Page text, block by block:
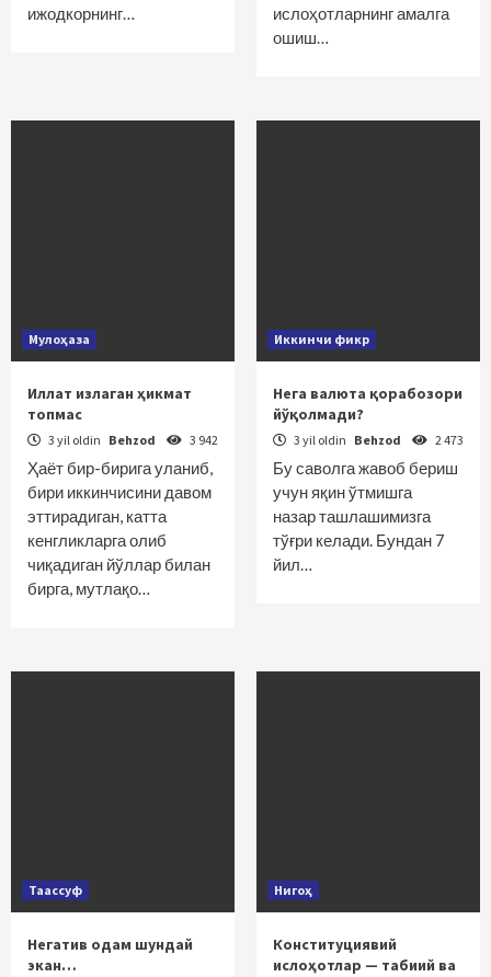
ижодкорнинг…
ислоҳотларнинг амалга
ошиш…
Мулоҳаза
Иллат излаган ҳикмат
топмас
3 yil oldin Behzod 3 942
Ҳаёт бир-бирига уланиб,
бири иккинчисини давом
эттирадиган, катта
кенгликларга олиб
чиқадиган йўллар билан
бирга, мутлақо…
Иккинчи фикр
Нега валюта қорабозори
йўқолмади?
3 yil oldin Behzod 2 473
Бу саволга жавоб бериш
учун яқин ўтмишга
назар ташлашимизга
тўғри келади. Бундан 7
йил…
Таассуф
Негатив одам шундай
экан…
Нигоҳ
Конституциявий
ислоҳотлар — табиий ва